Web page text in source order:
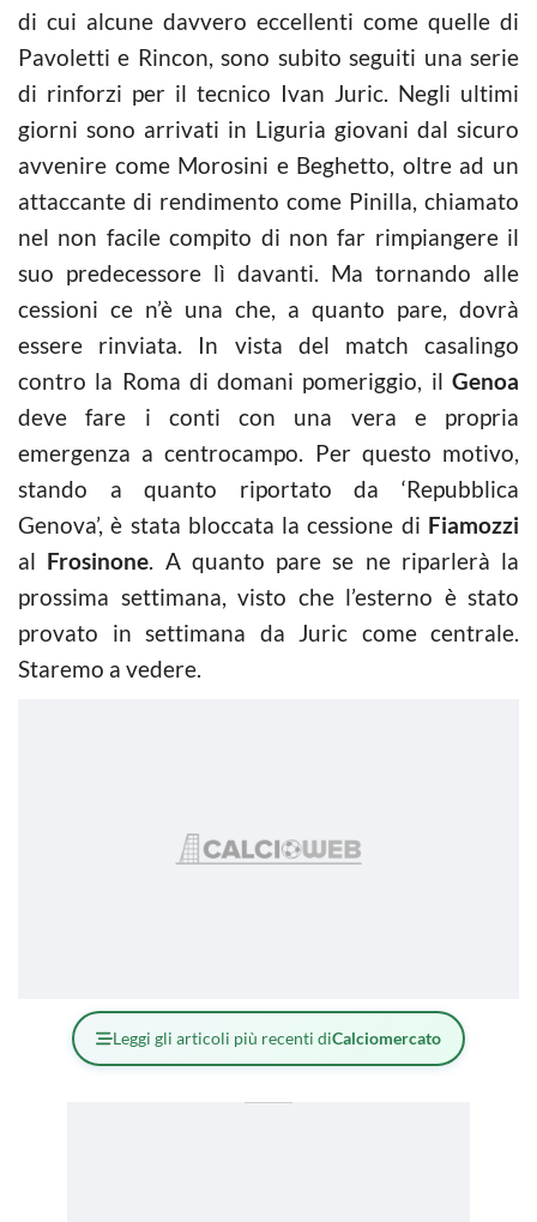
di cui alcune davvero eccellenti come quelle di
Pavoletti e Rincon, sono subito seguiti una serie
di rinforzi per il tecnico Ivan Juric. Negli ultimi
giorni sono arrivati in Liguria giovani dal sicuro
avvenire come Morosini e Beghetto, oltre ad un
attaccante di rendimento come Pinilla, chiamato
nel non facile compito di non far rimpiangere il
suo predecessore lì davanti. Ma tornando alle
cessioni ce n’è una che, a quanto pare, dovrà
essere rinviata. In vista del match casalingo
contro la Roma di domani pomeriggio, il Genoa
deve fare i conti con una vera e propria
emergenza a centrocampo. Per questo motivo,
stando a quanto riportato da ‘Repubblica
Genova’, è stata bloccata la cessione di Fiamozzi
al Frosinone. A quanto pare se ne riparlerà la
prossima settimana, visto che l’esterno è stato
provato in settimana da Juric come centrale.
Staremo a vedere.
Leggi gli articoli più recenti diCalciomercato